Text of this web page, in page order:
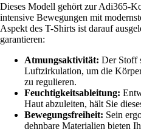
Dieses Modell gehört zur Adi365-
intensive Bewegungen mit
Aspekt des T-Shirts ist darauf
garantieren:
Atmungsaktivität: Der Stoff
Luftzirkulation, um die
zu regulieren.
Feuchtigkeitsableitung:
Haut abzuleiten, hält Sie
Bewegungsfreiheit: Sein
dehnbare Materialien bieten